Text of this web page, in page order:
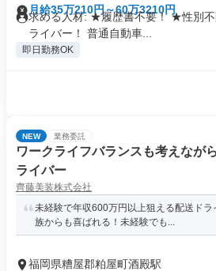
月給35万210円～60万3210円
求める人材: ★履歴書不要！ ★性別不
ライバー！ 普通自動車...
即日勤務OK
NEW 業務委託
ワークライフバランスも考えなが
ライバー
齊藤美装株式会社
未経験で年収600万円以上狙える配送ド
族からも喜ばれる！未経験でも...
福岡県糟屋郡粕屋町酒殿駅